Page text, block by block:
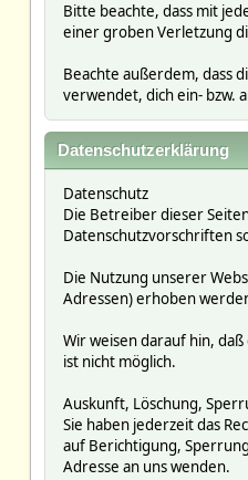
Bitte beachte, dass mit
einer groben Verletzung
Beachte außerdem, dass
verwendet, dich ein- bzw.
Datenschutzerklärung
Datenschutz
Die Betreiber dieser
Datenschutzvorschriften
Die Nutzung unserer
Adressen) erhoben
Wir weisen darauf hin,
ist nicht möglich.
Auskunft, Löschung,
Sie haben jederzeit das
auf Berichtigung,
Adresse an uns wenden.